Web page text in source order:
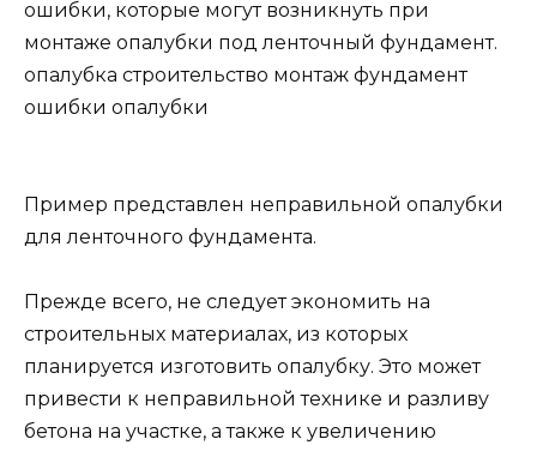
ошибки, которые могут возникнуть при
монтаже опалубки под ленточный фундамент.
опалубка строительство монтаж фундамент
ошибки опалубки
Пример представлен неправильной опалубки
для ленточного фундамента.
Прежде всего, не следует экономить на
строительных материалах, из которых
планируется изготовить опалубку. Это может
привести к неправильной технике и разливу
бетона на участке, а также к увеличению